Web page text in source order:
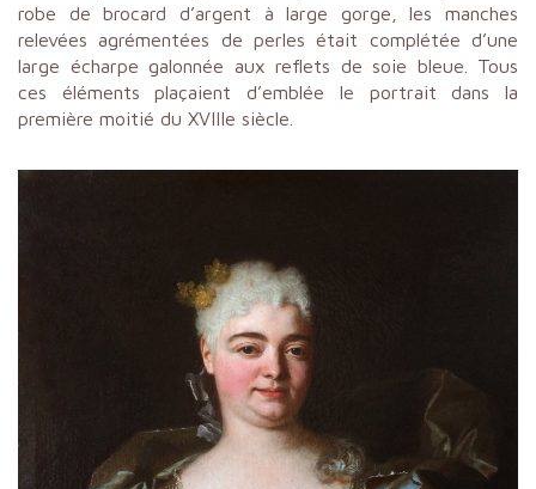
robe de brocard d’argent à large gorge, les manches
relevées agrémentées de perles était complétée d’une
large écharpe galonnée aux reflets de soie bleue. Tous
ces éléments plaçaient d’emblée le portrait dans la
première moitié du XVIIIe siècle.